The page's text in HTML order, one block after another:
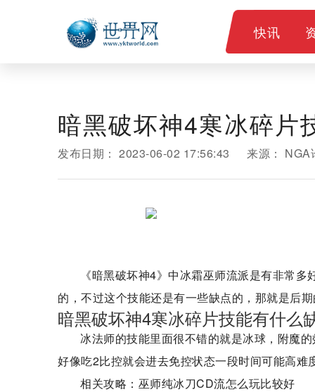
快讯
暗黑破坏神4寒冰碎片
发布日期： 2023-06-02 17:56:43 来源： NGA
《暗黑破坏神4》中冰霜巫师流派是有非常
的，不过这个技能还是有一些缺点的，那就是后
暗黑破坏神4寒冰碎片技能有什么
冰法师的技能里面很不错的就是冰球，附魔
好像吃2比控就会进去免控状态一段时间可能高难
相关攻略：巫师纯冰刀CD流怎么玩比较好